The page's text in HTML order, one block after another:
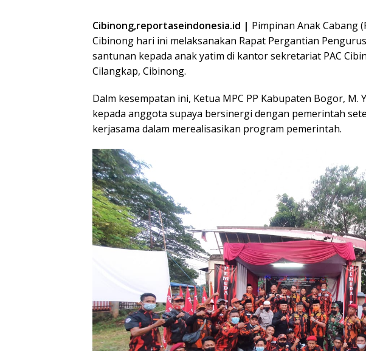
Cibinong,reportaseindonesia.id | Pimpinan Anak Cabang
Cibinong hari ini melaksanakan Rapat Pergantian
santunan kepada anak yatim di kantor sekretariat PAC
Cilangkap, Cibinong.
Dalm kesempatan ini, Ketua MPC PP Kabupaten Bogor, M.
kepada anggota supaya bersinergi dengan pemerintah
kerjasama dalam merealisasikan program pemerintah.